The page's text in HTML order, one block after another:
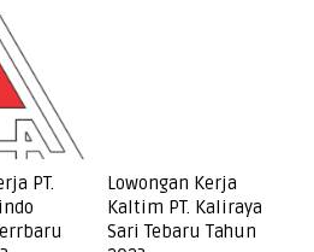
PT.
Lowongan Kerja
Kaltim PT. Kaliraya
Sari Tebaru Tahun